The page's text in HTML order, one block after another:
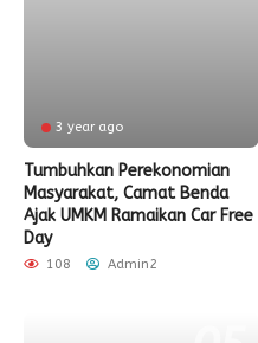
3 year ago
Tumbuhkan Perekonomian
Masyarakat, Camat Benda
Ajak UMKM Ramaikan Car Free
Day
108 Admin2